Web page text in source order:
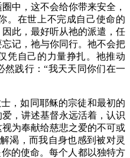
中，这不会给你带来安全，
。在世上不完成自己使命的
此，最好听从祂的派遣，任
记，祂与你同行。祂不会把
凭自己的力量挣扎。祂推动
践行：“我天天同你们在一
，如同耶稣的宗徒和最初的
，讲述基督永远活着，认识
为奉献给慈悲之爱的不可或
渴，而我自身也感到被对灵
的使命。每个人都以独特方